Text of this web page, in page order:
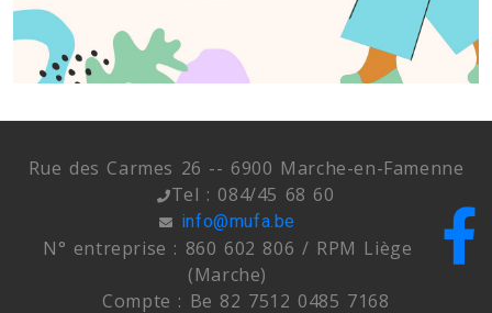
Rue des Carmes 26 -- 6900 Marche-en-Famenne
Tel : 084/45 68 60
info@mufa.be
N° entreprise : 860 602 806 / RPM Liège
(Marche)
Compte : Be 82 7512 0485 7168